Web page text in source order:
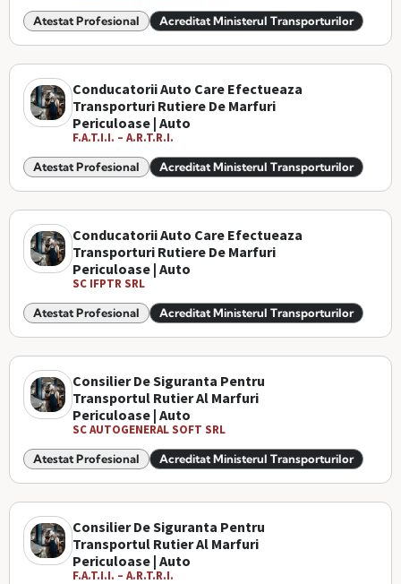
Atestat Profesional Acreditat Ministerul Transporturilor
Conducatorii Auto Care Efectueaza
Transporturi Rutiere De Marfuri
Periculoase | Auto
F.A.T.I.I. – A.R.T.R.I.
Atestat Profesional Acreditat Ministerul Transporturilor
Conducatorii Auto Care Efectueaza
Transporturi Rutiere De Marfuri
Periculoase | Auto
SC IFPTR SRL
Atestat Profesional Acreditat Ministerul Transporturilor
Consilier De Siguranta Pentru
Transportul Rutier Al Marfuri
Periculoase | Auto
SC AUTOGENERAL SOFT SRL
Atestat Profesional Acreditat Ministerul Transporturilor
Consilier De Siguranta Pentru
Transportul Rutier Al Marfuri
Periculoase | Auto
F.A.T.I.I. – A.R.T.R.I.